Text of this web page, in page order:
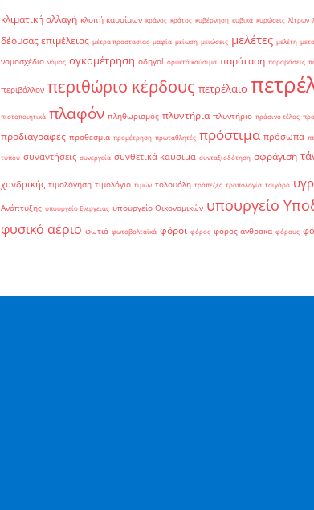
κλιματική αλλαγή κλοπή καυσίμων κράνος κράτος κυβέρνηση κυβικά κυρώσεις λίτρων
δέουσας επιμέλειας μέτρα προστασίας μαφία μείωση μειώσεις μελέτες μελέτη
νομοσχέδιο νόμος ογκομέτρηση οδηγοί ορυκτά καύσιμα παράταση παραβάσεις
περιβάλλον περιθώριο κέρδους πετρέλαιο
πιστοποιητικά πλαφόν πληθωρισμός πλυντήρια πλυντήριο πράσινο τέλος
προδιαγραφές προθεσμία προμέτρηση πρωταθλητές πρόστιμα πρόσωπα
τύπου συναντήσεις συνεργεία συνθετικά καύσιμα συνταξιοδότηση σφράγιση
χονδρικής τιμολόγηση τιμολόγιο τιμών τολουόλη τράπεζες τροπολογία τσιγάρο
Ανάπτυξης υπουργείο Ενέργειας υπουργείο Οικονομικών υπουργείο
φυσικό αέριο φωτιά φωτοβολταϊκά φόροι φόρος φόρος άνθρακα φόρους